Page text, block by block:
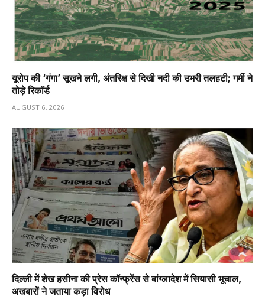
यूरोप की ‘गंगा’ सूखने लगी, अंतरिक्ष से दिखी नदी की उभरी तलहटी; गर्मी ने
तोड़े रिकॉर्ड
AUGUST 6, 2026
दिल्ली में शेख हसीना की प्रेस कॉन्फ्रेंस से बांग्लादेश में सियासी भूचाल,
अखबारों ने जताया कड़ा विरोध